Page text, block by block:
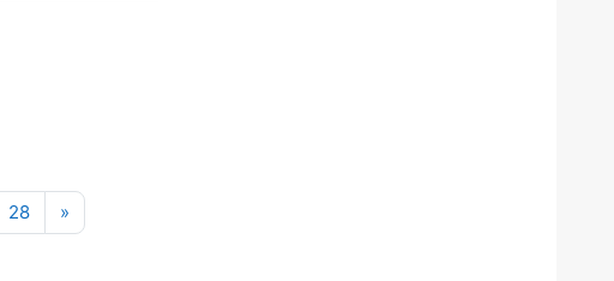
28Seite 28
»Nächste Seite